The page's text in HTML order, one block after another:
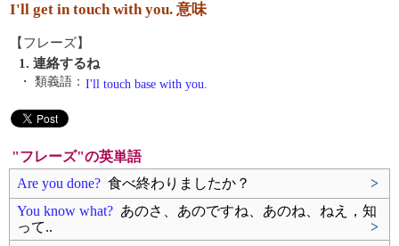
I'll get in touch with you. 意味
【フレーズ】
1. 連絡するね
・ 類義語： I'll touch base with you.
"フレーズ"の英単語
Are you done? 食べ終わりましたか？
>
You know what? あのさ、あのですね、あのね、ねえ，知
って..
>